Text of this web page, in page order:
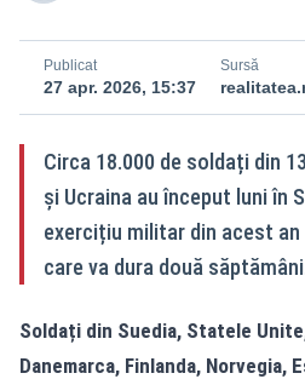
Publicat
27 apr. 2026, 15:37
Sursă
Circa 18.000 de soldați din
și Ucraina au început luni în
exercițiu militar din acest
care va dura două
Soldați din Suedia, Statele
Danemarca, Finlanda, Norvegia,